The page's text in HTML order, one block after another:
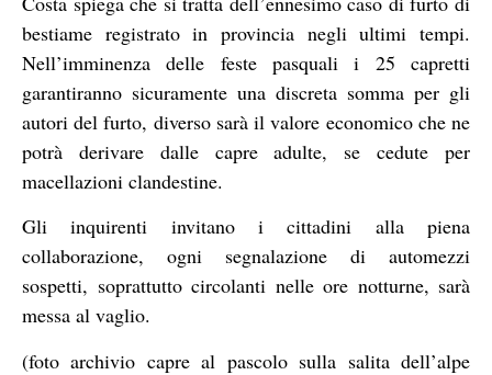
bestiame registrato in provincia negli ultimi tempi.
Nell’imminenza delle feste pasquali i 25 capretti
garantiranno sicuramente una discreta somma per gli
autori del furto, diverso sarà il valore economico che ne
potrà derivare dalle capre adulte, se cedute per
macellazioni clandestine.
Gli inquirenti invitano i cittadini alla piena
collaborazione, ogni segnalazione di automezzi
sospetti, soprattutto circolanti nelle ore notturne, sarà
messa al vaglio.
(foto archivio capre al pascolo sulla salita dell’alpe